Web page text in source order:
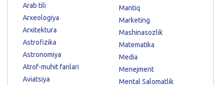
Arab tili
Arxeologiya
Arxitektura
Astrofizika
Astronomiya
Atrof-muhit fanlari
Aviatsiya
Mantiq
Marketing
Mashinasozlik
Matematika
Media
Menejment
Mental Salomatlik